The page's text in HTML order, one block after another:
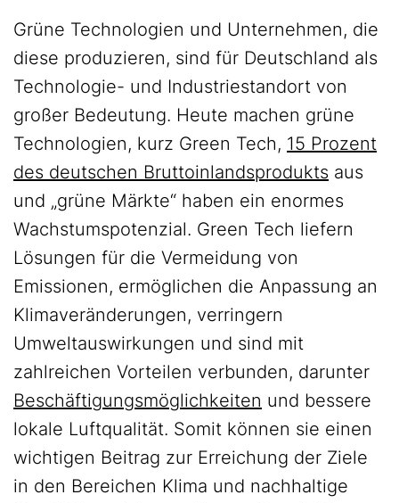
Grüne Technologien und Unternehmen, die
diese produzieren, sind für Deutschland als
Technologie- und Industriestandort von
großer Bedeutung. Heute machen grüne
Technologien, kurz Green Tech, 15 Prozent
des deutschen Bruttoinlandsprodukts aus
und „grüne Märkte“ haben ein enormes
Wachstumspotenzial. Green Tech liefern
Lösungen für die Vermeidung von
Emissionen, ermöglichen die Anpassung an
Klimaveränderungen, verringern
Umweltauswirkungen und sind mit
zahlreichen Vorteilen verbunden, darunter
Beschäftigungsmöglichkeiten und bessere
lokale Luftqualität. Somit können sie einen
wichtigen Beitrag zur Erreichung der Ziele
in den Bereichen Klima und nachhaltige